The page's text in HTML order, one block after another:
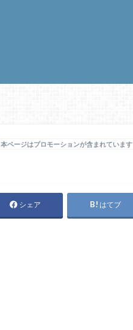
本ページはプロモーションが含まれています
シェア はてブ